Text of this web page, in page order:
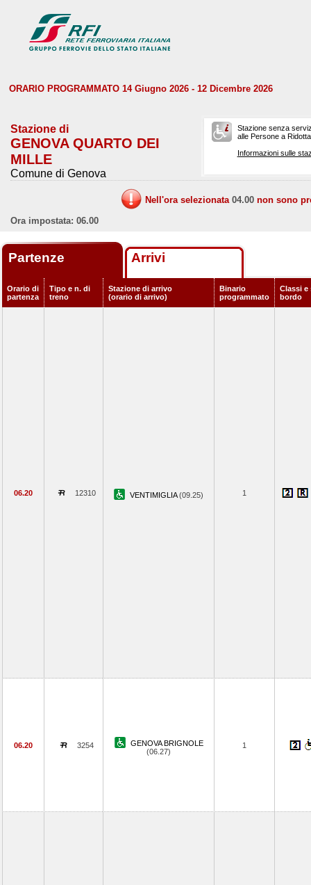
ORARIO PROGRAMMATO 14 Giugno 2026 - 12 Dicembre 2026
Stazione di
GENOVA QUARTO DEI
MILLE
Comune di Genova
Stazione senza
alle Persone a
Informazioni sulle
Nell'ora selezionata 04.00 non sono
Ora impostata: 06.00
Partenze Arrivi
Orario di
partenza
Tipo e n. di
treno
Stazione di arrivo
(orario di arrivo)
Binario
programmato
Classi e
bordo
06.20 12310 VENTIMIGLIA(09.25) 1
06.20 3254
GENOVA BRIGNOLE
(06.27)
1